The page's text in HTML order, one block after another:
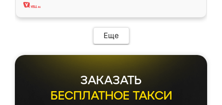
Еще
ЗАКАЗАТЬ
БЕСПЛАТНОЕ ТАКСИ